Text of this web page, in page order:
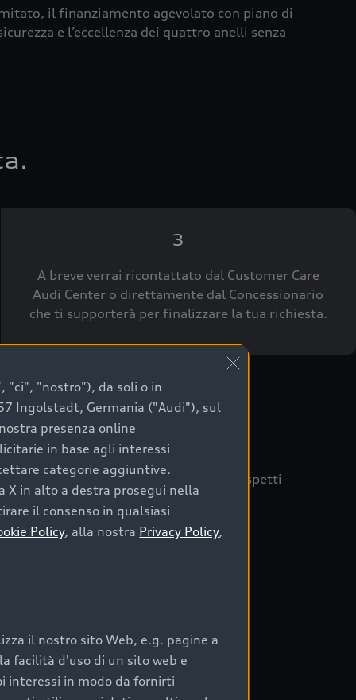
il finanziamento agevolato con piano di
e l’eccellenza dei quattro anelli senza
3
A breve verrai ricontattato dal Customer Care
Audi Center o direttamente dal Concessionario
che ti supporterà per finalizzare la tua richiesta.
sicuro, è essenziale considerare aspetti
Prima Scelta :plus
nel tempo;
"ci", "nostro"), da soli o in
Ingolstadt, Germania ("Audi"), sul
presenza online
in base agli interessi
categorie aggiuntive.
in alto a destra prosegui nella
il consenso in qualsiasi
Policy, alla nostra Privacy Policy,
il nostro sito Web, e.g. pagine a
facilità d'uso di un sito web e
interessi in modo da fornirti